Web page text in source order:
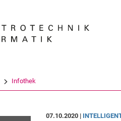
Infothek
07.10.2020 |